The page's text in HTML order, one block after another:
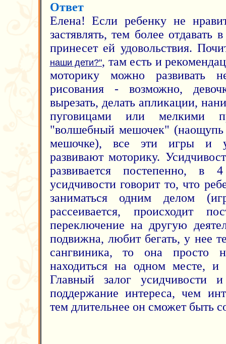
Ответ
Елена! Если ребенку не
застявлять, тем более отдавать
принесет ей удовольствия.
наши дети?", там есть и
моторику можно развивать
рисования - возможно,
вырезать, делать апликации,
пуговицами или мелкими
"волшебный мешочек" (наощупь
мешочке), все эти игры и
развивают моторику.
развивается постепенно, в
усидчивости говорит то, что
заниматься одним делом
рассеивается, происходит
переключение на другую
подвижна, любит бегать, у нее
сангвиника, то она просто
находиться на одном месте, и
Главный залог усидчивости
поддержание интереса, чем
тем длительнее он сможет быть